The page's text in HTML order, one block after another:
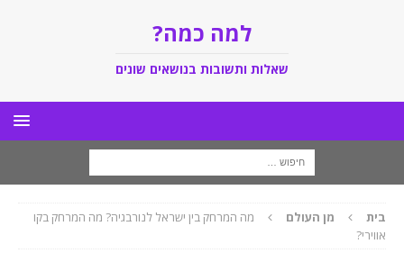
למה כמה?
שאלות ותשובות בנושאים שונים
בית מן העולם
מה המרחק בין ישראל לנורבגיה? מה המרחק בקו
אווירי?